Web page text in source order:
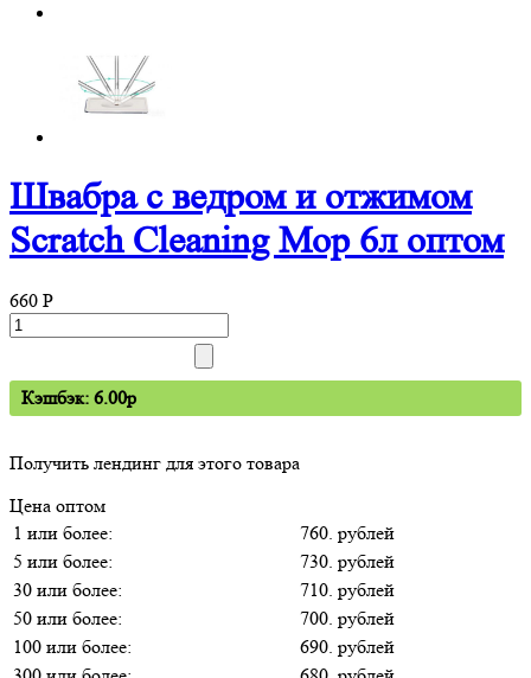
Швабра с ведром и отжимом
Scratch Cleaning Mop 6л оптом
660 P
Кэшбэк: 6.00p
Получить лендинг для этого товара
Цена оптом
1 или более:
760. рублей
5 или более:
730. рублей
30 или более:
710. рублей
50 или более:
700. рублей
100 или более:
690. рублей